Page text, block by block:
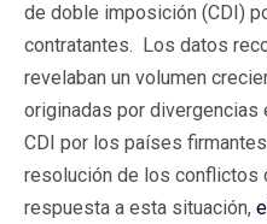
de doble imposición (CDI)
contratantes. Los datos
revelaban un volumen
originadas por divergencias
CDI por los países
resolución de los conflictos
respuesta a esta situación,